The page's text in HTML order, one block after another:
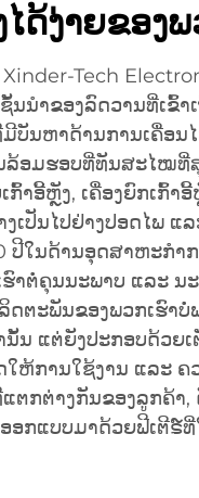
ໄດ້ງ່າຍຂອງ
Tech
ນຳຂອງລົດວານທີ່ເຂົ້າ
ບັນຫາດ້ານການເຄື່ອນ
ລ້ອມຮອບທີ່ທັນສະໄໝທີ່
ກົ້າອີ້ຫຼັງ, ເຄື່ອງຍົກເກົ້າ
ເປັນໄປຢ່າງປອດໄພ ແ
ໃນດ້ານອຸດສາຫະກຳກ
າຕໍ່ຄຸນນະພາບ ແລະ ນ
ດຕະພັນຂອງພວກເຮົາ
ນ ແຕ່ຍັງປະກອບດ້ວຍ
ໃຫ້ການໃຊ້ງານ ແລະ ຄ
ຕກຕ່າງກັນຂອງລູກຄ້າ,
ອກແບບມາດ້ວຍຟີເຕີຣ໌